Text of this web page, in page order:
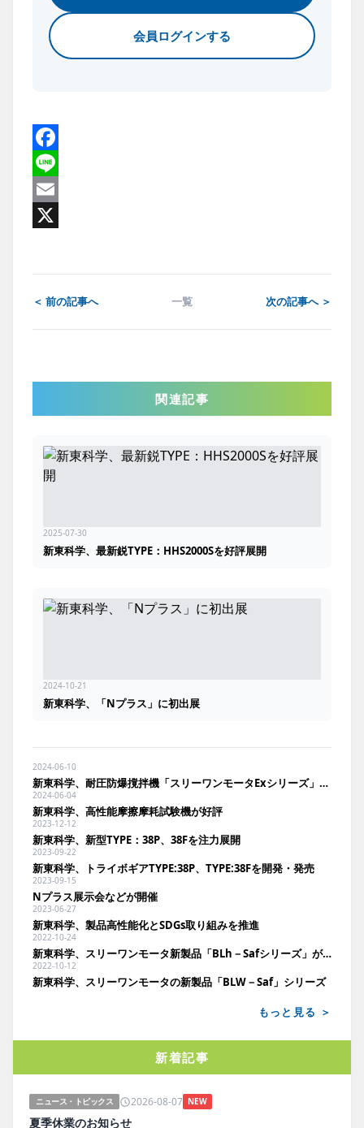
会員ログインする
Facebook
Line
Email
＜ 前の記事へ 一覧 次の記事へ ＞
関連記事
2025-07-30
新東科学、最新鋭TYPE：HHS2000Sを好評展開
2024-10-21
新東科学、「Nプラス」に初出展
2024-06-10
新東科学、耐圧防爆撹拌機「スリーワンモータExシリーズ」を発売
2024-06-04
新東科学、高性能摩擦摩耗試験機が好評
2023-12-12
新東科学、新型TYPE：38P、38Fを注力展開
2023-09-22
新東科学、トライボギアTYPE:38P、TYPE:38Fを開発・発売
2023-09-15
Nプラス展示会などが開催
2023-06-27
新東科学、製品高性能化とSDGs取り組みを推進
2022-10-24
新東科学、スリーワンモータ新製品「BLh－Safシリーズ」が好評
2022-10-12
新東科学、スリーワンモータの新製品「BLW－Saf」シリーズ
もっと見る ＞
新着記事
ニュース・トピックス 2026-08-07 NEW
夏季休業のお知らせ